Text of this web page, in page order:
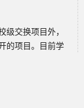
级交换项目外，
的项目。目前学